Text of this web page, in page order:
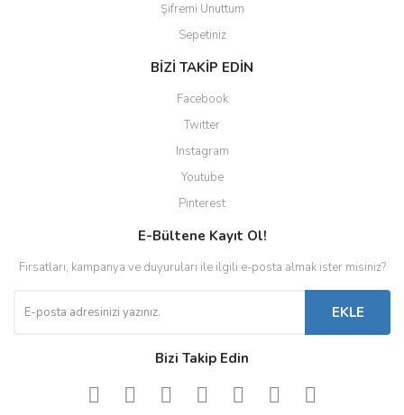
Şifremi Unuttum
Sepetiniz
BİZİ TAKİP EDİN
Facebook
Twitter
Instagram
Youtube
Pinterest
E-Bültene Kayıt Ol!
Fırsatları, kampanya ve duyuruları ile ilgili e-posta almak ister misiniz?
EKLE
Bizi Takip Edin